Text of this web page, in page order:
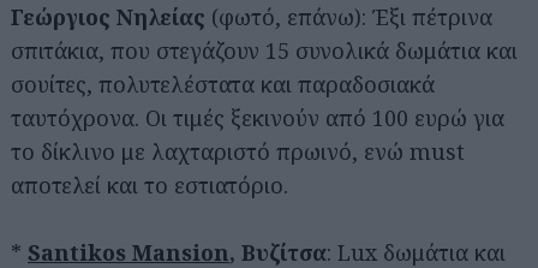
Γεώργιος Νηλείας (φωτό, επάνω): Έξι πέτρινα
σπιτάκια, που στεγάζουν 15 συνολικά δωμάτια και
σουίτες, πολυτελέστατα και παραδοσιακά
ταυτόχρονα. Οι τιμές ξεκινούν από 100 ευρώ για
το δίκλινο με λαχταριστό πρωινό, ενώ must
αποτελεί και το εστιατόριο.
* Santikos Mansion, Βυζίτσα: Lux δωμάτια και